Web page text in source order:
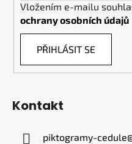
Vložením e-mailu
ochrany osobních údajů
PŘIHLÁSIT SE
Kontakt
piktogramy-cedule